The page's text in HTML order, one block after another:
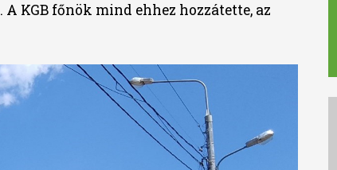
KGB főnök mind ehhez hozzátette, az